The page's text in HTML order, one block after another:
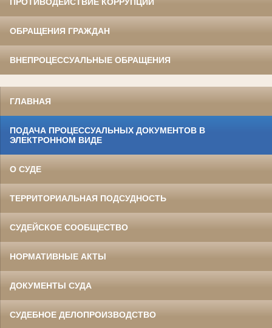
ПРОТИВОДЕЙСТВИЕ КОРРУПЦИИ
ОБРАЩЕНИЯ ГРАЖДАН
ВНЕПРОЦЕССУАЛЬНЫЕ ОБРАЩЕНИЯ
ГЛАВНАЯ
ПОДАЧА ПРОЦЕССУАЛЬНЫХ ДОКУМЕНТОВ В
ЭЛЕКТРОННОМ ВИДЕ
О СУДЕ
ТЕРРИТОРИАЛЬНАЯ ПОДСУДНОСТЬ
СУДЕЙСКОЕ СООБЩЕСТВО
НОРМАТИВНЫЕ АКТЫ
ДОКУМЕНТЫ СУДА
СУДЕБНОЕ ДЕЛОПРОИЗВОДСТВО